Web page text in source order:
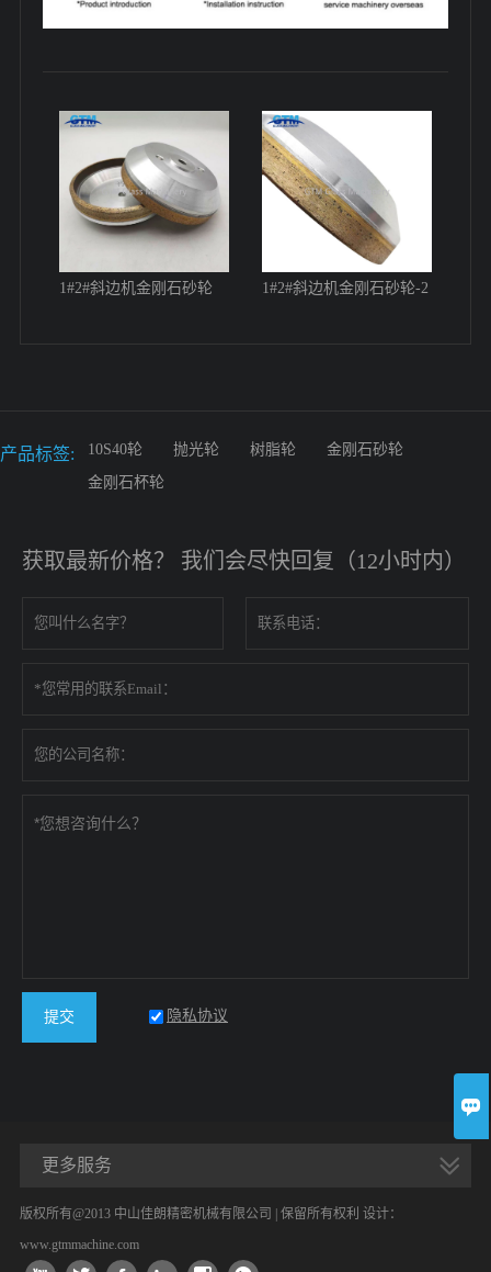
1#2#斜边机金刚石砂轮 1#2#斜边机金刚石砂轮-2
产品标签: 10S40轮 抛光轮 树脂轮
金刚石砂轮
金刚石杯轮
获取最新价格？ 我们会尽快回复（12小时内）
提交 隐私协议
更多服务
版权所有@2013 中山佳朗精密机械有限公司 | 保留所有权利 设计：
www.gtmmachine.com
